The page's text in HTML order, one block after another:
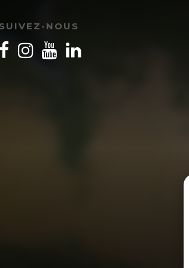
SUIVEZ-NOUS